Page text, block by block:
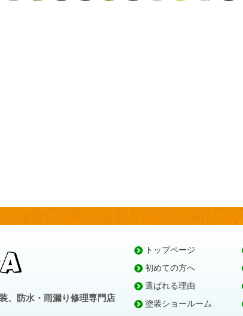
、防水・雨漏り修理専門店
トップページ
初めての方へ
選ばれる理由
塗装ショールーム